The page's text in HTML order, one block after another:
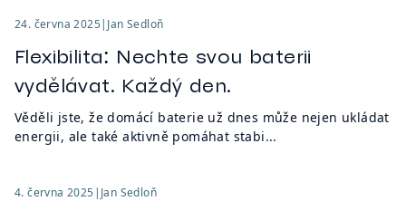
24. června 2025| Jan Sedloň
Flexibilita: Nechte svou baterii
vydělávat. Každý den.
Věděli jste, že domácí baterie už dnes může nejen ukládat
energii, ale také aktivně pomáhat stabi...
4. června 2025| Jan Sedloň